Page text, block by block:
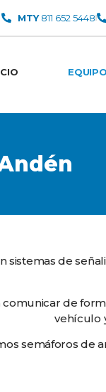
MTY811 652 5448
sistemas de
comunicar de
vehículo
semáforos de